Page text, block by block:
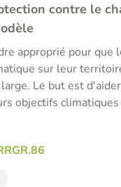
contre le
approprié pour
sur leur
Le but est
objectifs